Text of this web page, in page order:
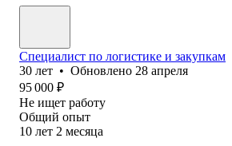
Специалист по логистике и закупкам
30 лет • Обновлено 28 апреля
95 000 ₽
Не ищет работу
Общий опыт
10 лет 2 месяца